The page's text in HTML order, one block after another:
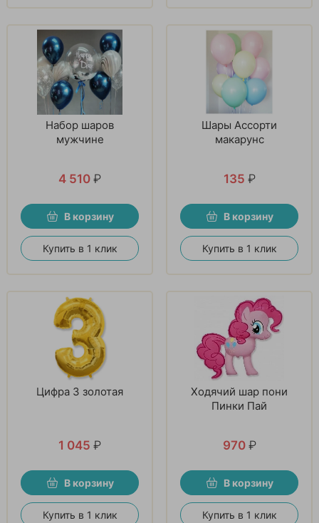
Набор шаров
мужчине
4 510 ₽
В корзину
Купить в 1 клик
Шары Ассорти
макарунс
135 ₽
В корзину
Купить в 1 клик
Цифра 3 золотая
1 045 ₽
В корзину
Купить в 1 клик
Ходячий шар пони
Пинки Пай
970 ₽
В корзину
Купить в 1 клик